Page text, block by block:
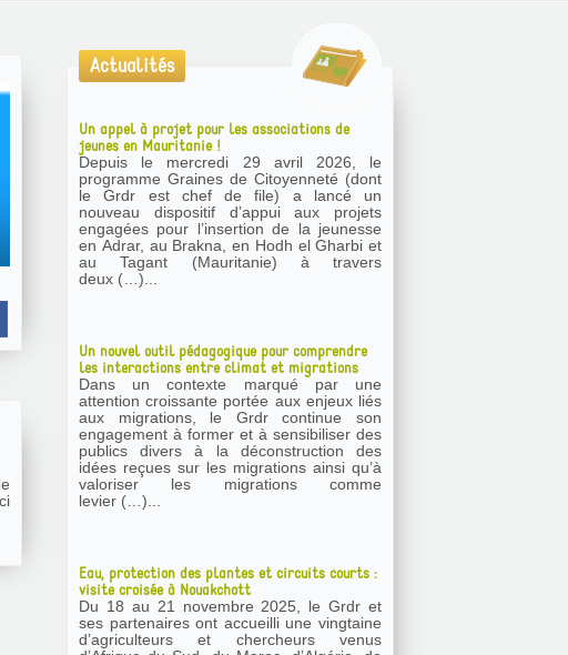
Actualités
Un appel à projet pour les associations de
jeunes en Mauritanie !
Depuis le mercredi 29 avril 2026, le
programme Graines de Citoyenneté (dont
le Grdr est chef de file) a lancé un
nouveau dispositif d’appui aux projets
engagées pour l’insertion de la jeunesse
en Adrar, au Brakna, en Hodh el Gharbi et
au Tagant (Mauritanie) à travers
deux (…)...
Un nouvel outil pédagogique pour comprendre
les interactions entre climat et migrations
Dans un contexte marqué par une
attention croissante portée aux enjeux liés
aux migrations, le Grdr continue son
engagement à former et à sensibiliser des
publics divers à la déconstruction des
idées reçues sur les migrations ainsi qu’à
valoriser les migrations comme
levier (…)...
Eau, protection des plantes et circuits courts :
visite croisée à Nouakchott
Du 18 au 21 novembre 2025, le Grdr et
ses partenaires ont accueilli une vingtaine
d’agriculteurs et chercheurs venus